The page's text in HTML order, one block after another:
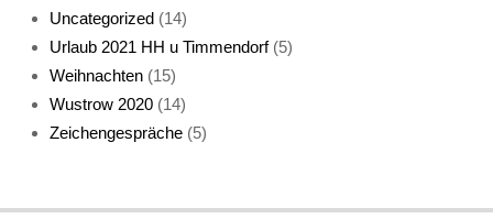
Uncategorized (14)
Urlaub 2021 HH u Timmendorf(5)
Weihnachten (15)
Wustrow 2020 (14)
Zeichengespräche (5)